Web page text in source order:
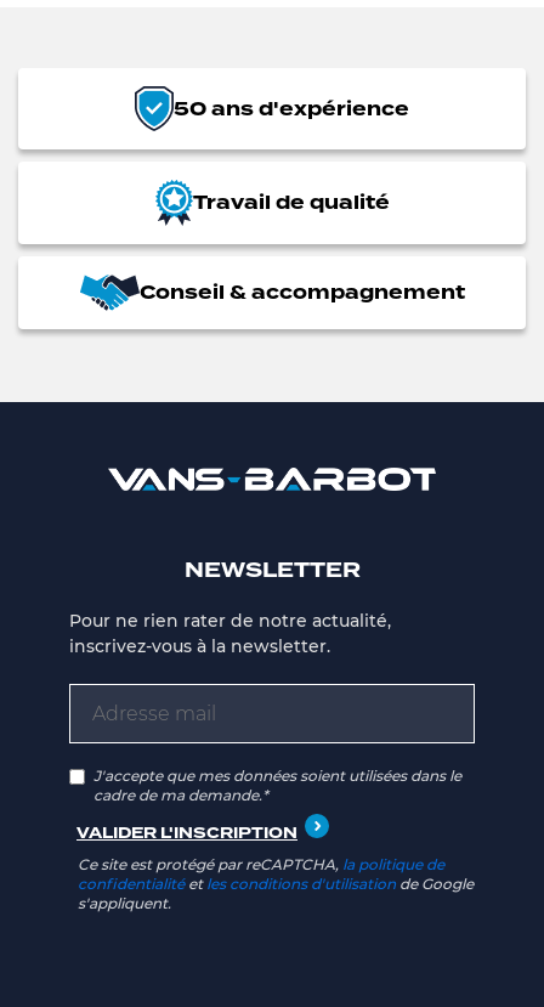
50 ans d'expérience
Travail de qualité
Conseil & accompagnement
NEWSLETTER
Pour ne rien rater de notre actualité,
inscrivez-vous à la newsletter.
J'accepte que mes données soient utilisées dans le
cadre de ma demande.*
Ce site est protégé par reCAPTCHA, la politique de
confidentialitéet les conditions d'utilisation de Google
s'appliquent.